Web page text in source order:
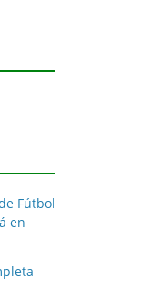
Fútbol
en